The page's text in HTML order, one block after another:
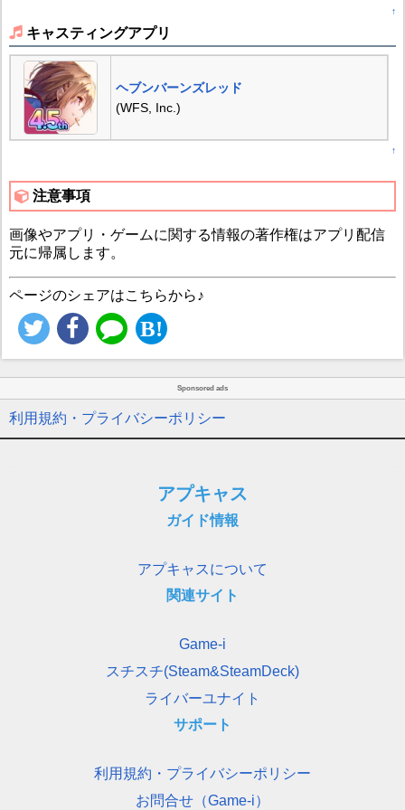
↑
キャスティングアプリ
ヘブンバーンズレッド
(WFS, Inc.)
↑
注意事項
画像やアプリ・ゲームに関する情報の著作権はアプリ配信
元に帰属します。
ページのシェアはこちらから♪
Sponsored ads
利用規約・プライバシーポリシー
アプキャス
ガイド情報
アプキャスについて
関連サイト
Game-i
スチスチ(Steam&SteamDeck)
ライバーユナイト
サポート
利用規約・プライバシーポリシー
お問合せ（Game-i）